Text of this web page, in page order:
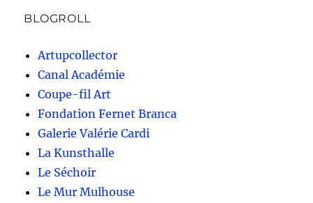
BLOGROLL
Artupcollector
Canal Académie
Coupe-fil Art
Fondation Fernet Branca
Galerie Valérie Cardi
La Kunsthalle
Le Séchoir
Le Mur Mulhouse